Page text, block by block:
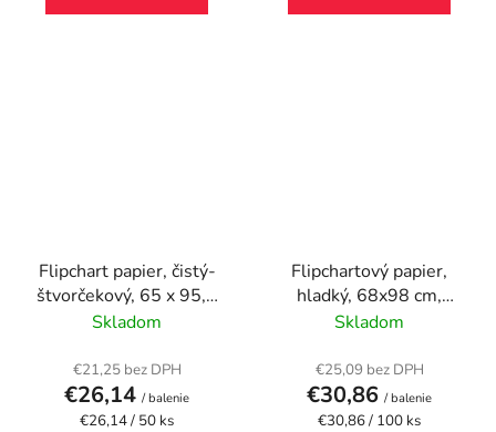
Flipchart papier, čistý-
štvorčekový, 65 x 95,5
cm, 50 listov, ESSELTE
Skladom
€21,25 bez DPH
€26,14 / balenie
Jednotková
€26,14 / 50 ks
Flipchartový papier,
hladký, 68x98 cm,
5x20, biely, VICTORIA
Skladom
€25,09 bez DPH
€30,86 / balenie
Jednotková
€30,86 / 100 ks